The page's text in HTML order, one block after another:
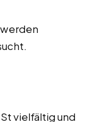
vielfältig und